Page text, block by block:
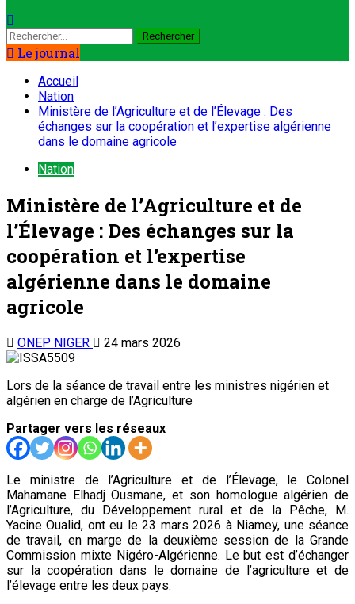
Le journal
Accueil
Nation
Ministère de l’Agriculture et de l’Élevage : Des
échanges sur la coopération et l’expertise algérienne
dans le domaine agricole
Nation
Ministère de l’Agriculture et de
l’Élevage : Des échanges sur la
coopération et l’expertise
algérienne dans le domaine
agricole
ONEP NIGER 24 mars 2026
Lors de la séance de travail entre les ministres nigérien et
algérien en charge de l’Agriculture
Partager vers les réseaux
Le ministre de l’Agriculture et de l’Élevage, le Colonel
Mahamane Elhadj Ousmane, et son homologue algérien de
l’Agriculture, du Développement rural et de la Pêche, M.
Yacine Oualid, ont eu le 23 mars 2026 à Niamey, une séance
de travail, en marge de la deuxième session de la Grande
Commission mixte Nigéro-Algérienne. Le but est d’échanger
sur la coopération dans le domaine de l’agriculture et de
l’élevage entre les deux pays.